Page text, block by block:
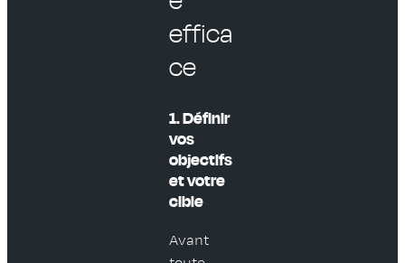
effica
ce
1. Définir
vos
objectifs
et votre
cible
Avant